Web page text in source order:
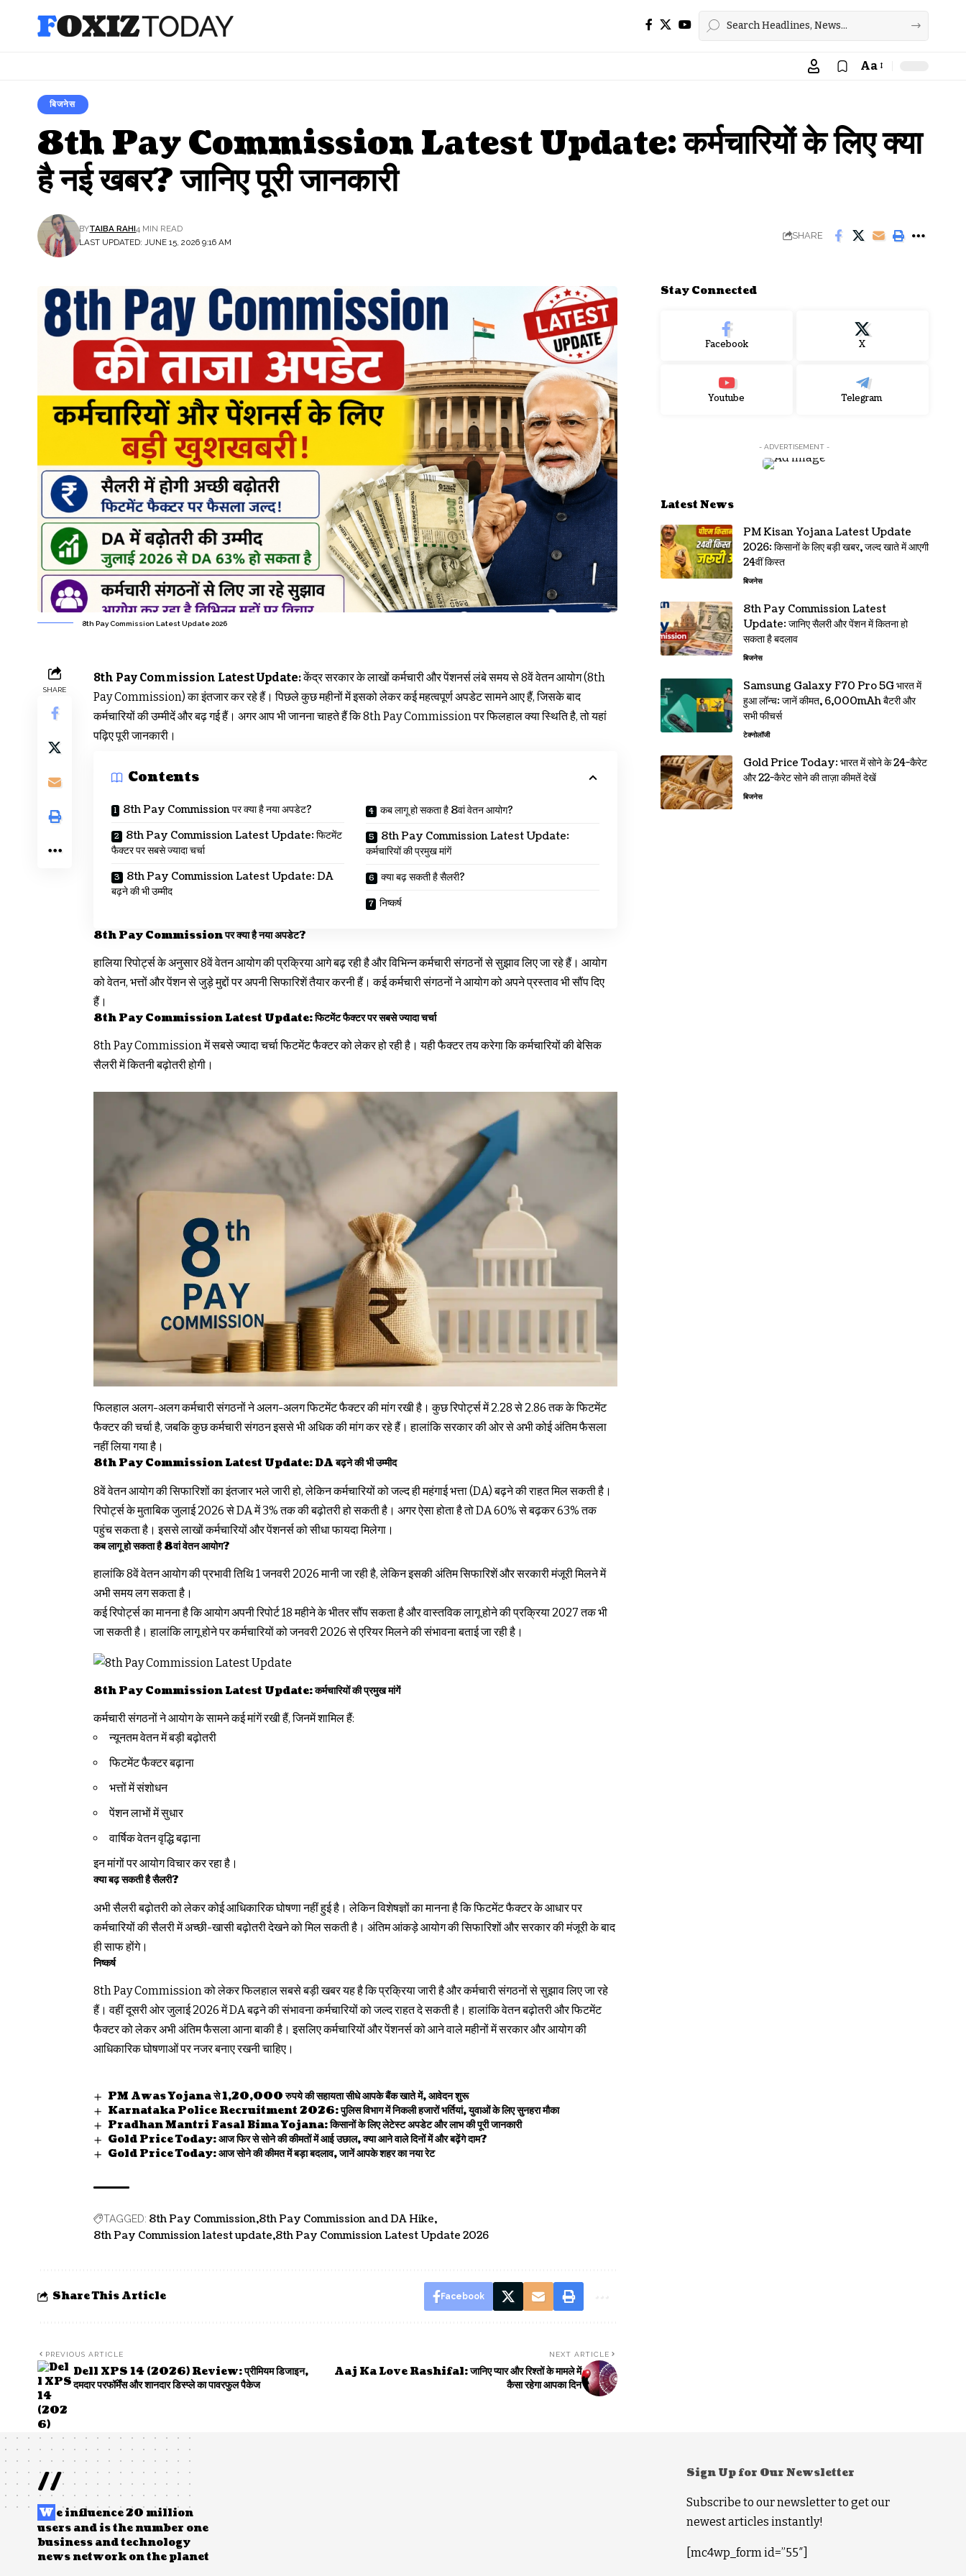
Aa
बिजनेस
8th Pay Commission Latest Update: कर्मचारियों के लिए क्या
है नई खबर? जानिए पूरी जानकारी
LAST UPDATED: JUNE 15, 2026 9:16 AM
BYTAIBA RAHI4 MIN READ
SHARE
8th Pay Commission Latest Update 2026
SHARE
8th Pay Commission Latest Update:केंद्र सरकार के लाखों कर्मचारी और पेंशनर्स लंबे समय से 8वें वेतन आयोग (8th
Pay Commission) का इंतजार कर रहे हैं। पिछले कुछ महीनों में इसको लेकर कई महत्वपूर्ण अपडेट सामने आए हैं, जिसके बाद
कर्मचारियों की उम्मीदें और बढ़ गई हैं। अगर आप भी जानना चाहते हैं कि 8th Pay Commission पर फिलहाल क्या स्थिति है, तो यहां
पढ़िए पूरी जानकारी।
Contents
8th Pay Commission पर क्या है नया अपडेट?
8th Pay Commission Latest Update: फिटमेंट
फैक्टर पर सबसे ज्यादा चर्चा
8th Pay Commission Latest Update: DA
बढ़ने की भी उम्मीद
कब लागू हो सकता है 8वां वेतन आयोग?
8th Pay Commission Latest Update:
कर्मचारियों की प्रमुख मांगें
क्या बढ़ सकती है सैलरी?
निष्कर्ष
8th Pay Commission पर क्या है नया अपडेट?
हालिया रिपोर्ट्स के अनुसार 8वें वेतन आयोग की प्रक्रिया आगे बढ़ रही है और विभिन्न कर्मचारी संगठनों से सुझाव लिए जा रहे हैं। आयोग
को वेतन, भत्तों और पेंशन से जुड़े मुद्दों पर अपनी सिफारिशें तैयार करनी हैं। कई कर्मचारी संगठनों ने आयोग को अपने प्रस्ताव भी सौंप दिए
हैं।
8th Pay Commission Latest Update: फिटमेंट फैक्टर पर सबसे ज्यादा चर्चा
8th Pay Commission में सबसे ज्यादा चर्चा फिटमेंट फैक्टर को लेकर हो रही है। यही फैक्टर तय करेगा कि कर्मचारियों की बेसिक
सैलरी में कितनी बढ़ोतरी होगी।
फिलहाल अलग-अलग कर्मचारी संगठनों ने अलग-अलग फिटमेंट फैक्टर की मांग रखी है। कुछ रिपोर्ट्स में 2.28 से 2.86 तक के फिटमेंट
फैक्टर की चर्चा है, जबकि कुछ कर्मचारी संगठन इससे भी अधिक की मांग कर रहे हैं। हालांकि सरकार की ओर से अभी कोई अंतिम फैसला
नहीं लिया गया है।
8th Pay Commission Latest Update: DA बढ़ने की भी उम्मीद
8वें वेतन आयोग की सिफारिशों का इंतजार भले जारी हो, लेकिन कर्मचारियों को जल्द ही महंगाई भत्ता (DA) बढ़ने की राहत मिल सकती है।
रिपोर्ट्स के मुताबिक जुलाई 2026 से DA में 3% तक की बढ़ोतरी हो सकती है। अगर ऐसा होता है तो DA 60% से बढ़कर 63% तक
पहुंच सकता है। इससे लाखों कर्मचारियों और पेंशनर्स को सीधा फायदा मिलेगा।
कब लागू हो सकता है 8वां वेतन आयोग?
हालांकि 8वें वेतन आयोग की प्रभावी तिथि 1 जनवरी 2026 मानी जा रही है, लेकिन इसकी अंतिम सिफारिशें और सरकारी मंजूरी मिलने में
अभी समय लग सकता है।
कई रिपोर्ट्स का मानना है कि आयोग अपनी रिपोर्ट 18 महीने के भीतर सौंप सकता है और वास्तविक लागू होने की प्रक्रिया 2027 तक भी
जा सकती है। हालांकि लागू होने पर कर्मचारियों को जनवरी 2026 से एरियर मिलने की संभावना बताई जा रही है।
8th Pay Commission Latest Update: कर्मचारियों की प्रमुख मांगें
कर्मचारी संगठनों ने आयोग के सामने कई मांगें रखी हैं, जिनमें शामिल हैं:
न्यूनतम वेतन में बड़ी बढ़ोतरी
फिटमेंट फैक्टर बढ़ाना
भत्तों में संशोधन
पेंशन लाभों में सुधार
वार्षिक वेतन वृद्धि बढ़ाना
इन मांगों पर आयोग विचार कर रहा है।
क्या बढ़ सकती है सैलरी?
अभी सैलरी बढ़ोतरी को लेकर कोई आधिकारिक घोषणा नहीं हुई है। लेकिन विशेषज्ञों का मानना है कि फिटमेंट फैक्टर के आधार पर
कर्मचारियों की सैलरी में अच्छी-खासी बढ़ोतरी देखने को मिल सकती है। अंतिम आंकड़े आयोग की सिफारिशों और सरकार की मंजूरी के बाद
ही साफ होंगे।
निष्कर्ष
8th Pay Commission को लेकर फिलहाल सबसे बड़ी खबर यह है कि प्रक्रिया जारी है और कर्मचारी संगठनों से सुझाव लिए जा रहे
हैं। वहीं दूसरी ओर जुलाई 2026 में DA बढ़ने की संभावना कर्मचारियों को जल्द राहत दे सकती है। हालांकि वेतन बढ़ोतरी और फिटमेंट
फैक्टर को लेकर अभी अंतिम फैसला आना बाकी है। इसलिए कर्मचारियों और पेंशनर्स को आने वाले महीनों में सरकार और आयोग की
आधिकारिक घोषणाओं पर नजर बनाए रखनी चाहिए।
PM Awas Yojana से 1,20,000 रुपये की सहायता सीधे आपके बैंक खाते में, आवेदन शुरू
Karnataka Police Recruitment 2026: पुलिस विभाग में निकली हजारों भर्तियां, युवाओं के लिए सुनहरा मौका
Pradhan Mantri Fasal Bima Yojana: किसानों के लिए लेटेस्ट अपडेट और लाभ की पूरी जानकारी
Gold Price Today: आज फिर से सोने की कीमतों में आई उछाल, क्या आने वाले दिनों में और बढ़ेंगे दाम?
Gold Price Today: आज सोने की कीमत में बड़ा बदलाव, जानें आपके शहर का नया रेट
TAGGED: 8th Pay Commission 8th Pay Commission and DA Hike
8th Pay Commission latest update 8th Pay Commission Latest Update 2026
Share This Article Facebook
PREVIOUS ARTICLE
Dell XPS 14 (2026) Review: प्रीमियम डिजाइन,
दमदार परफॉर्मेंस और शानदार डिस्प्ले का पावरफुल पैकेज
NEXT ARTICLE
Aaj Ka Love Rashifal: जानिए प्यार और रिश्तों के मामले में
कैसा रहेगा आपका दिन
Stay Connected
Facebook X
Youtube Telegram
- ADVERTISEMENT -
Latest News
PM Kisan Yojana Latest Update
2026: किसानों के लिए बड़ी खबर, जल्द खाते में आएगी
24वीं किस्त
बिजनेस
8th Pay Commission Latest
Update: जानिए सैलरी और पेंशन में कितना हो
सकता है बदलाव
बिजनेस
Samsung Galaxy F70 Pro 5G भारत में
हुआ लॉन्च: जानें कीमत, 6,000mAh बैटरी और
सभी फीचर्स
टेक्नोलॉजी
Gold Price Today: भारत में सोने के 24-कैरेट
और 22-कैरेट सोने की ताज़ा कीमतें देखें
बिजनेस
//
W e influence 20 million
users and is the number one
business and technology
news network on the planet
Sign Up for Our Newsletter
Subscribe to our newsletter to get our
newest articles instantly!
[mc4wp_form id=”55″]